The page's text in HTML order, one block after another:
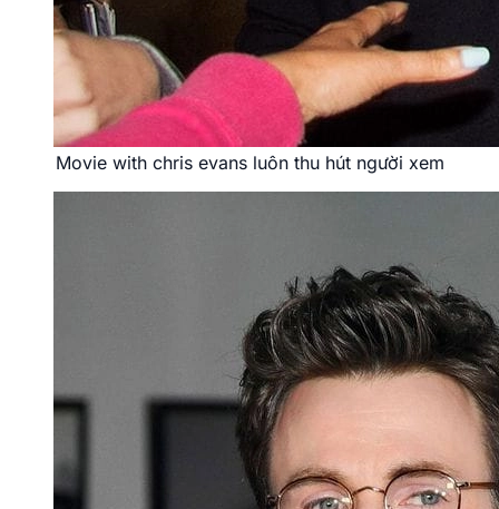
Movie with chris evans luôn thu hút người xem